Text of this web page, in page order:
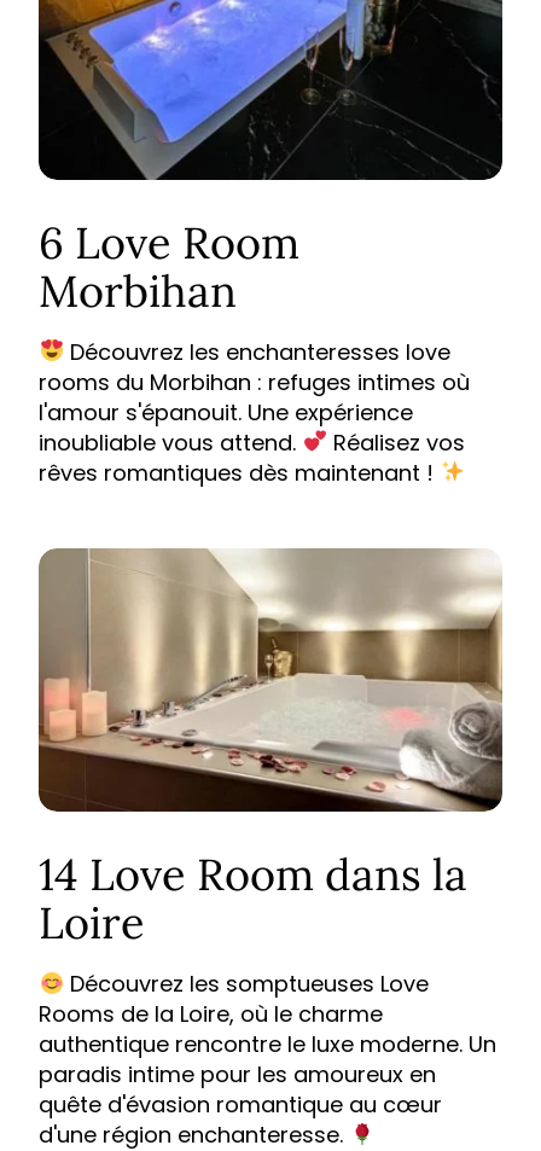
6 Love Room
Morbihan
Découvrez les enchanteresses love
rooms du Morbihan : refuges intimes où
l'amour s'épanouit. Une expérience
inoubliable vous attend.
Réalisez vos
rêves romantiques dès maintenant !
14 Love Room dans la
Loire
Découvrez les somptueuses Love
Rooms de la Loire, où le charme
authentique rencontre le luxe moderne. Un
paradis intime pour les amoureux en
quête d'évasion romantique au cœur
d'une région enchanteresse.